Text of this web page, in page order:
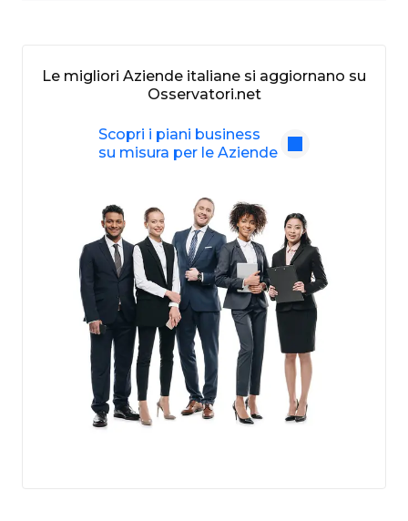
Le migliori Aziende italiane si aggiornano su
Osservatori.net
Scopri i piani business
su misura per le Aziende